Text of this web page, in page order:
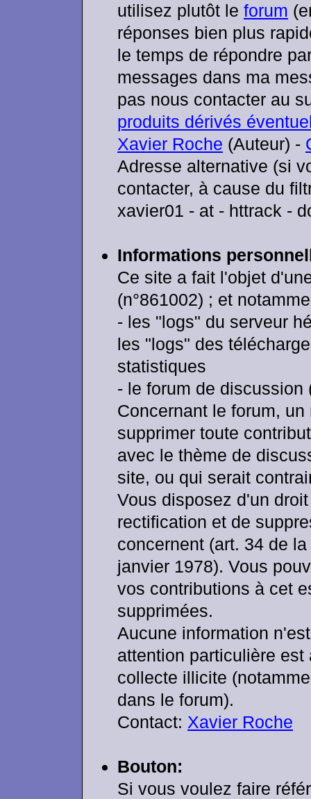
utilisez plutôt le forum
réponses bien plus
le temps de répondre
messages dans ma
pas nous contacter au
produits dérivés
Xavier Roche (Auteur) -
Adresse alternative (si
contacter, à cause du
xavier01 - at - httrack -
Informations
Ce site a fait l'objet
(n°861002) ; et
- les "logs" du serveur
les "logs" des
statistiques
- le forum de discussion
Concernant le forum,
supprimer toute
avec le thème de
site, ou qui serait
Vous disposez d'un
rectification et de
concernent (art. 34 de
janvier 1978). Vous
vos contributions à cet
supprimées.
Aucune information
attention particulière
collecte illicite
dans le forum).
Contact: Xavier Roche
Bouton:
Si vous voulez faire